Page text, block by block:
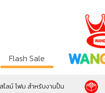
Flash Sale
ไลม์ โฟม สำหรับงานปั้น